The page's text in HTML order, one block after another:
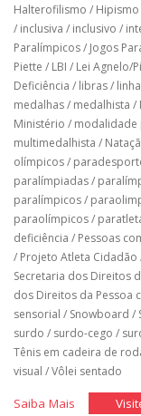
Halterofilismo / Hipismo
/ inclusiva / inclusivo /
Paralímpicos/ Jogos
Piette / LBI / Lei Agnelo/
Deficiência / libras/
medalhas/ medalhista /
Ministério / modalidade
multimedalhista /
olímpicos/
paralímpiadas/
paralímpicos/
paraolímpicos/
deficiência / Pessoas
/ Projeto Atleta Cidadão
Secretaria dos Direitos
dos Direitos da Pessoa
sensorial / Snowboard /
surdo / surdo-cego /
Tênis em cadeira de
visual /Vôlei sentado
Saiba Mais"História